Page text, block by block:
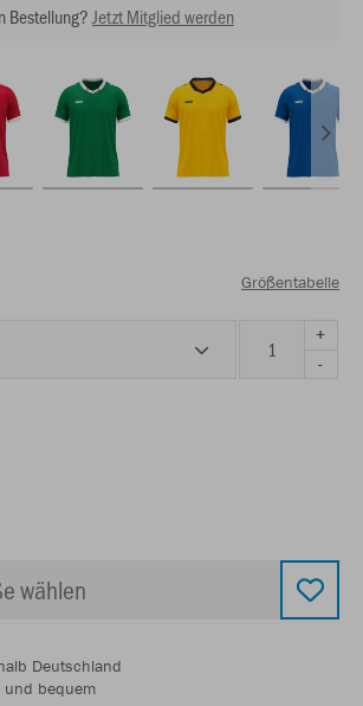
Bestellung? Jetzt Mitglied werden
Größentabelle
+
-
wählen
Deutschland
bequem